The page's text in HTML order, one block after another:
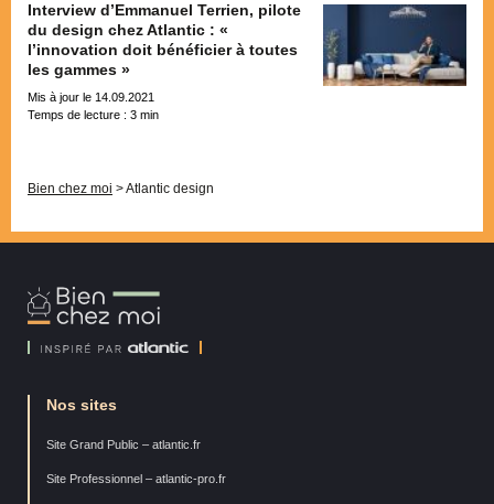
Interview d’Emmanuel Terrien, pilote
du design chez Atlantic : «
l’innovation doit bénéficier à toutes
les gammes »
Mis à jour le 14.09.2021
Temps de lecture : 3 min
Bien chez moi >Atlantic design
Bien
Chez
Nos sites
Site Grand Public – atlantic.fr
Site Professionnel – atlantic-pro.fr